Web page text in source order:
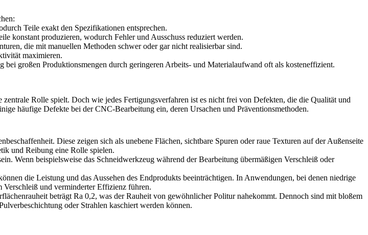
Teile exakt den Spezifikationen entsprechen.
konstant produzieren, wodurch Fehler und Ausschuss reduziert werden.
die mit manuellen Methoden schwer oder gar nicht realisierbar sind.
maximieren.
großen Produktionsmengen durch geringeren Arbeits- und Materialaufwand oft als kosteneffizient.
Rolle spielt. Doch wie jedes Fertigungsverfahren ist es nicht frei von Defekten, die die Qualität und
häufige Defekte bei der CNC-Bearbeitung ein, deren Ursachen und Präventionsmethoden.
Diese zeigen sich als unebene Flächen, sichtbare Spuren oder raue Texturen auf der Außenseite
und Reibung eine Rolle spielen.
Wenn beispielsweise das Schneidwerkzeug während der Bearbeitung übermäßigen Verschleiß oder
die Leistung und das Aussehen des Endprodukts beeinträchtigen. In Anwendungen, bei denen niedrige
und verminderter Effizienz führen.
beträgt Ra 0,2, was der Rauheit von gewöhnlicher Politur nahekommt. Dennoch sind mit bloßem
oder Strahlen kaschiert werden können.